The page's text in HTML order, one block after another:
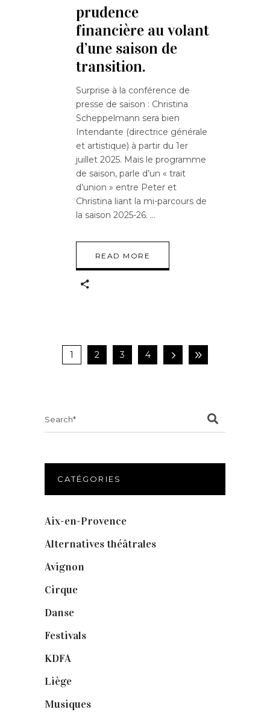
prudence
financière au volant
d’une saison de
transition.
Surprise à la conférence de
presse de saison : Christina
Scheppelmann sera bien
Intendante (directrice générale
et artistique) à partir du 1er
juillet 2025. Mais le programme
de saison, parle d’un « trait
d’union » entre Peter et
Christina liant la mi-parcours de
la saison 2025-26.
READ MORE
1 2 3 4
CATÉGORIES
Aix-en-Provence
Alternatives théâtrales
Avignon
Cirque
Danse
Festivals
KDFA
Liège
Musiques